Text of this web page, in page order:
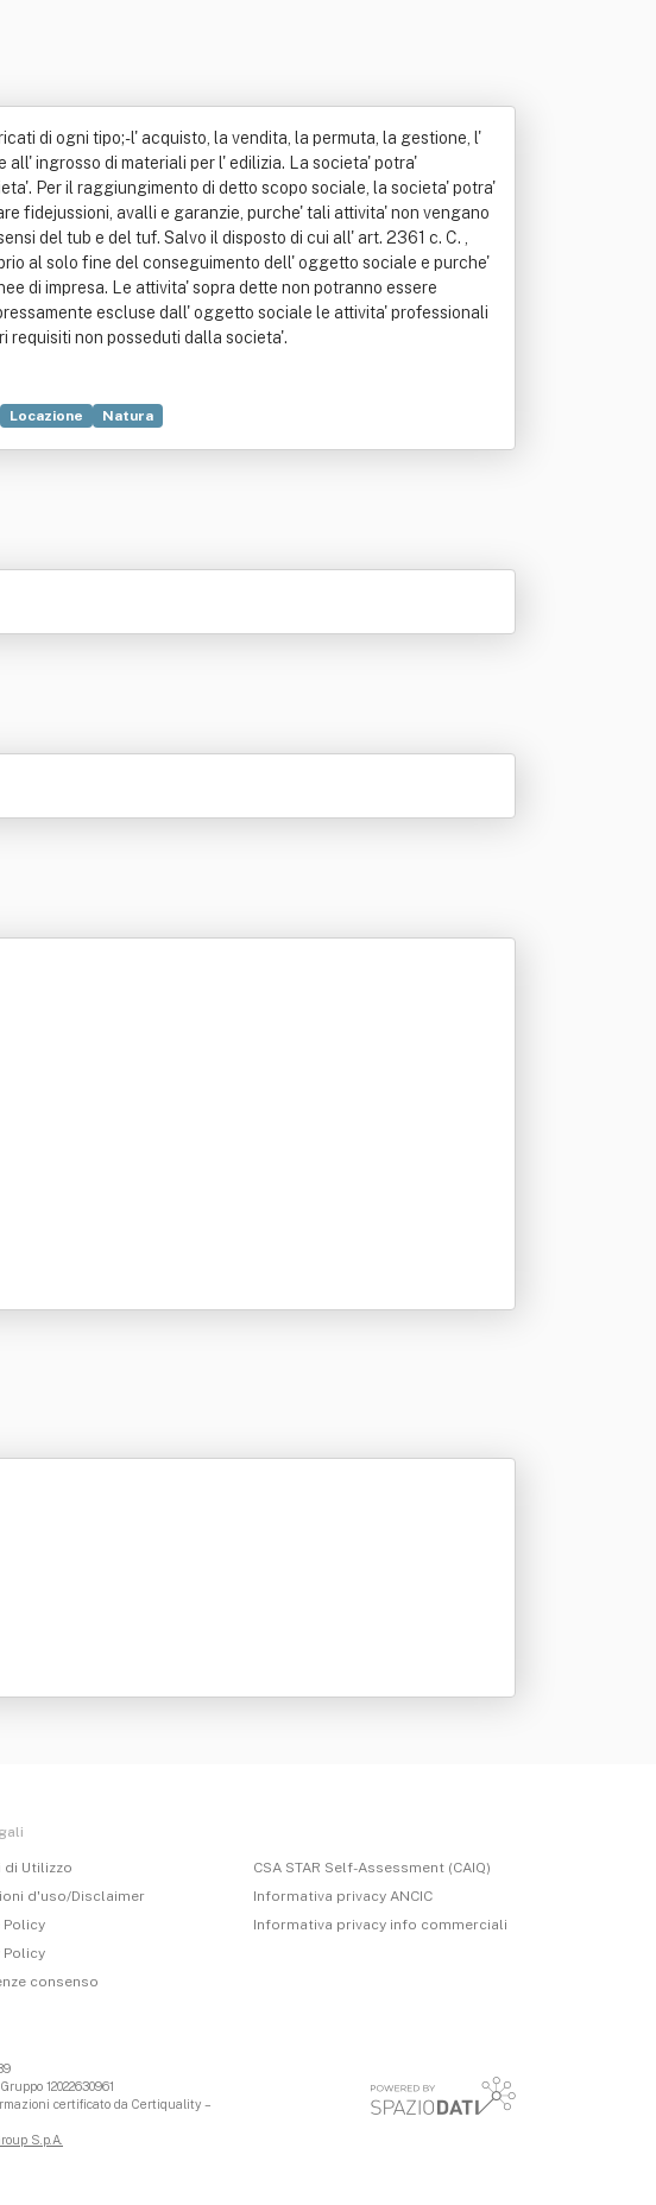
di ogni tipo;- l' acquisto, la vendita, la permuta, la gestione, l'
ingrosso di materiali per l' edilizia. La societa' potra'
Per il raggiungimento di detto scopo sociale, la societa' potra'
fidejussioni, avalli e garanzie, purche' tali attivita' non vengano
del tub e del tuf. Salvo il disposto di cui all' art. 2361 c. C. ,
al solo fine del conseguimento dell' oggetto sociale e purche'
di impresa. Le attivita' sopra dette non potranno essere
escluse dall' oggetto sociale le attivita' professionali
requisiti non posseduti dalla societa'.
Locazione Natura
di Utilizzo
d'uso/Disclaimer
Policy
Policy
consenso
CSA STAR Self-Assessment (CAIQ)
Informativa privacy ANCIC
Informativa privacy info commerciali
12022630961
certificato da Certiquality –
S.p.A.